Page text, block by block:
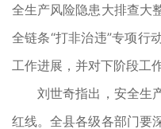
全生产风险隐患大排查大
全链条“打非治违”专项行
工作进展，并对下阶段工
刘世奇指出，安全生产
红线。全县各级各部门要